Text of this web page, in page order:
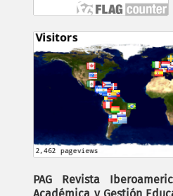
PAG Revista